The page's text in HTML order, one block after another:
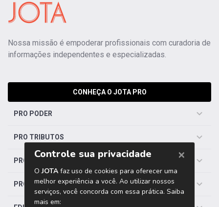
Nossa missão é empoderar profissionais com curadoria de
informações independentes e especializadas.
CONHEÇA O JOTA PRO
PRO PODER
PRO TRIBUTOS
PRO TRABALHISTA
PRO SAÚDE